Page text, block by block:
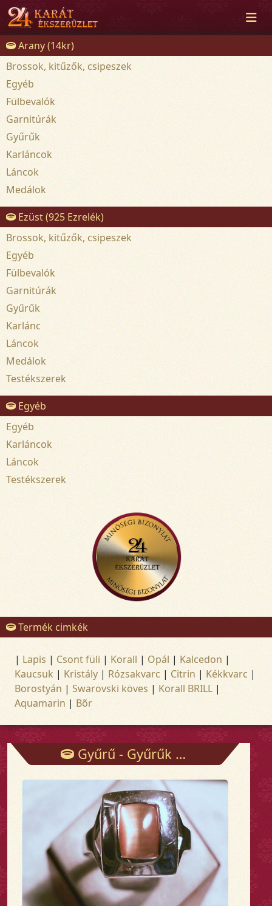
Arany (14kr)
Brossok, kitűzők, csipeszek
Egyéb
Fülbevalók
Garnitúrák
Gyűrűk
Karláncok
Láncok
Medálok
Ezüst (925 Ezrelék)
Brossok, kitűzők, csipeszek
Egyéb
Fülbevalók
Garnitúrák
Gyűrűk
Karlánc
Láncok
Medálok
Testékszerek
Egyéb
Egyéb
Karláncok
Láncok
Testékszerek
Termék cimkék
| Lapis | Csont füli | Korall | Opál | Kalcedon |
Kaucsuk | Kristály | Rózsakvarc | Citrin | Kékkvarc |
Borostyán | Swarovski köves | Korall BRILL |
Aquamarin | Bõr
Gyűrű - Gyűrűk - Arany és ezüst ékszerek